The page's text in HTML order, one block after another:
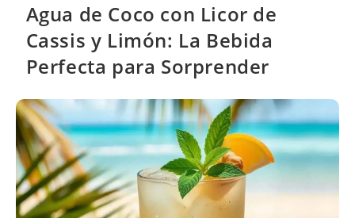
Agua de Coco con Licor de
Cassis y Limón: La Bebida
Perfecta para Sorprender